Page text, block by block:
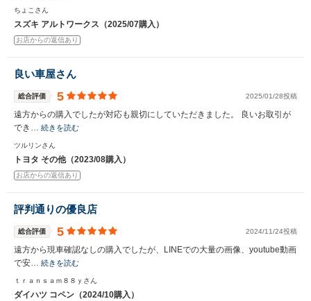
ちょこさん
スズキ アルトワークス（2025/07購入）
お店からの返信あり
良い車屋さん
総合評価 5 2025/01/28投稿
遠方からの購入でしたが対応も親切にしていただきました。 良いお取引が
でき… 続きを読む
ツルリンさん
トヨタ その他（2023/08購入）
お店からの返信あり
評判通りの優良店
総合評価 5 2024/11/24投稿
遠方から現車確認なしの購入でしたが、LINEでの大量の画像、youtube動画
で安… 続きを読む
ｔｒａｎｓａｍ８８ｙさん
ダイハツ コペン（2024/10購入）